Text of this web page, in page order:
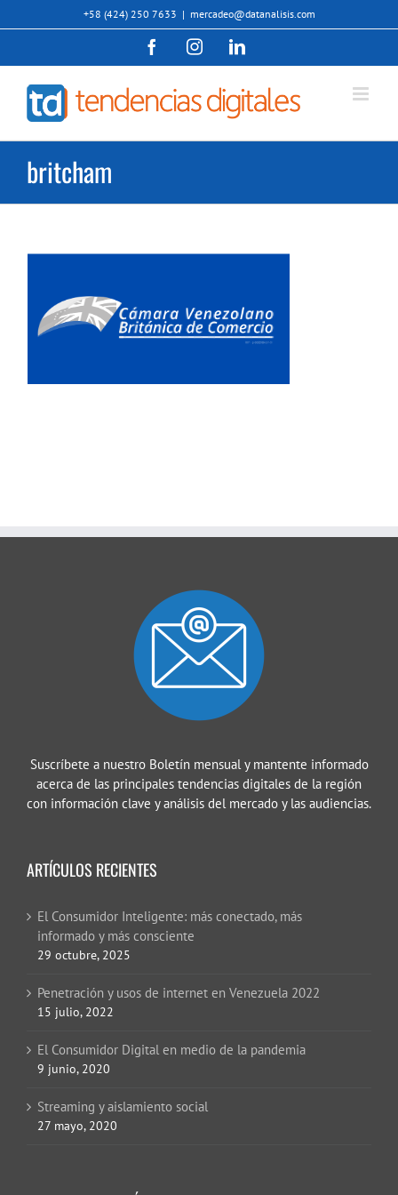
al
+58 (424) 250 7633 | mercadeo@datanalisis.com
FacebookInstagramLinkedIn
britcham
Suscríbete a nuestro Boletín mensual y mantente informado
acerca de las principales tendencias digitales de la región
con información clave y análisis del mercado y las audiencias.
ARTÍCULOS RECIENTES
El Consumidor Inteligente: más conectado, más
informado y más consciente
29 octubre, 2025
Penetración y usos de internet en Venezuela 2022
15 julio, 2022
El Consumidor Digital en medio de la pandemia
9 junio, 2020
Streaming y aislamiento social
27 mayo, 2020